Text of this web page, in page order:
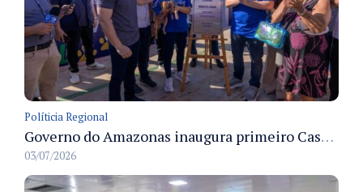
Políticia Regional
Governo do Amazonas inaugura primeiro Castramóvel Fluvial para atendimento veterinário às comunidades ribeirinhas e castração gratuita
03/07/2026